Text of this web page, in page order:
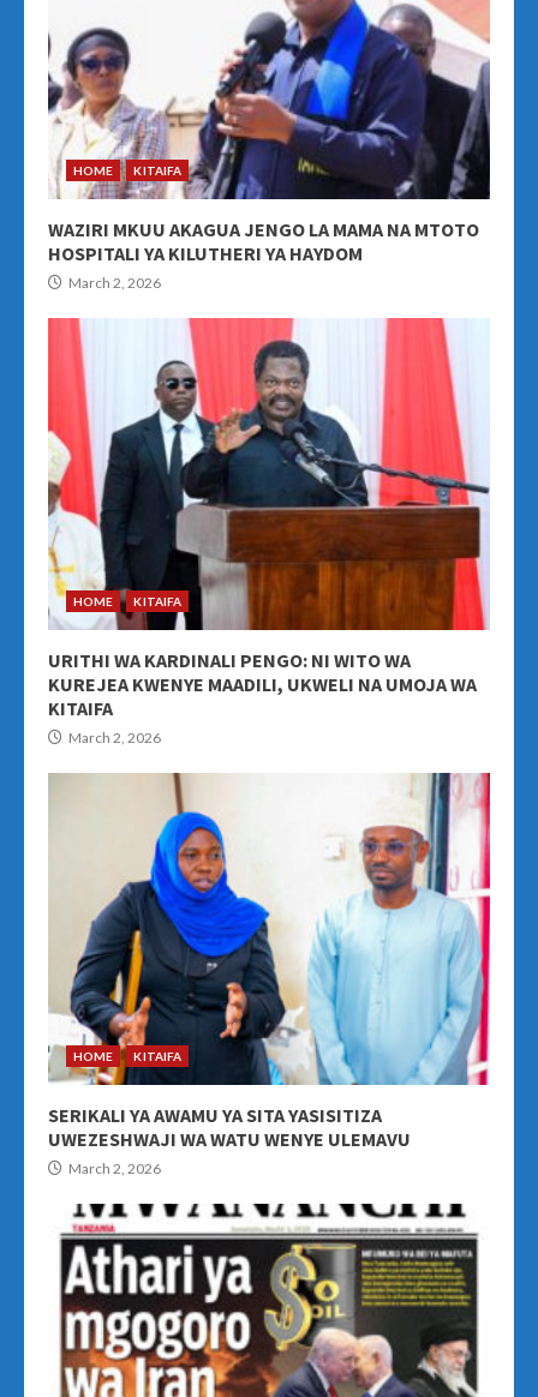
HOME KITAIFA
WAZIRI MKUU AKAGUA JENGO LA MAMA NA MTOTO
HOSPITALI YA KILUTHERI YA HAYDOM
March 2, 2026
HOME KITAIFA
URITHI WA KARDINALI PENGO: NI WITO WA
KUREJEA KWENYE MAADILI, UKWELI NA UMOJA WA
KITAIFA
March 2, 2026
HOME KITAIFA
SERIKALI YA AWAMU YA SITA YASISITIZA
UWEZESHWAJI WA WATU WENYE ULEMAVU
March 2, 2026